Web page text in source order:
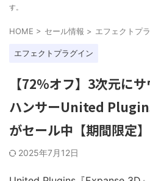
す。
HOME > セール情報 > エフェクトプ
エフェクトプラグイン
【72%オフ】3次元に
ハンサーUnited
がセール中【期間限定】
2025年7月12日